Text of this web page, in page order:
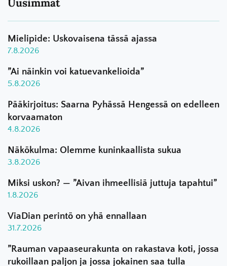
Uusimmat
Mielipide: Uskovaisena tässä ajassa
7.8.2026
”Ai näinkin voi katuevankelioida”
5.8.2026
Pääkirjoitus: Saarna Pyhässä Hengessä on edelleen
korvaamaton
4.8.2026
Näkökulma: Olemme kuninkaallista sukua
3.8.2026
Miksi uskon? — ”Aivan ihmeellisiä juttuja tapahtui”
1.8.2026
ViaDian perintö on yhä ennallaan
31.7.2026
”Rauman vapaaseurakunta on rakastava koti, jossa
rukoillaan paljon ja jossa jokainen saa tulla